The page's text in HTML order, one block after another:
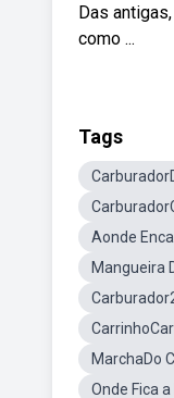
Das
como ...
Tags
Aonde
Mangueira
MarchaDo
Onde Fica